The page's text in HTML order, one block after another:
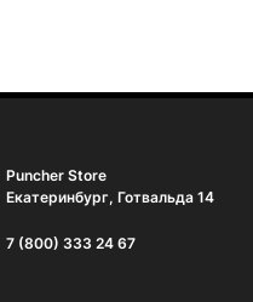
Puncher Store
Екатеринбург, Готвальда 14
7 (800) 333 24 67